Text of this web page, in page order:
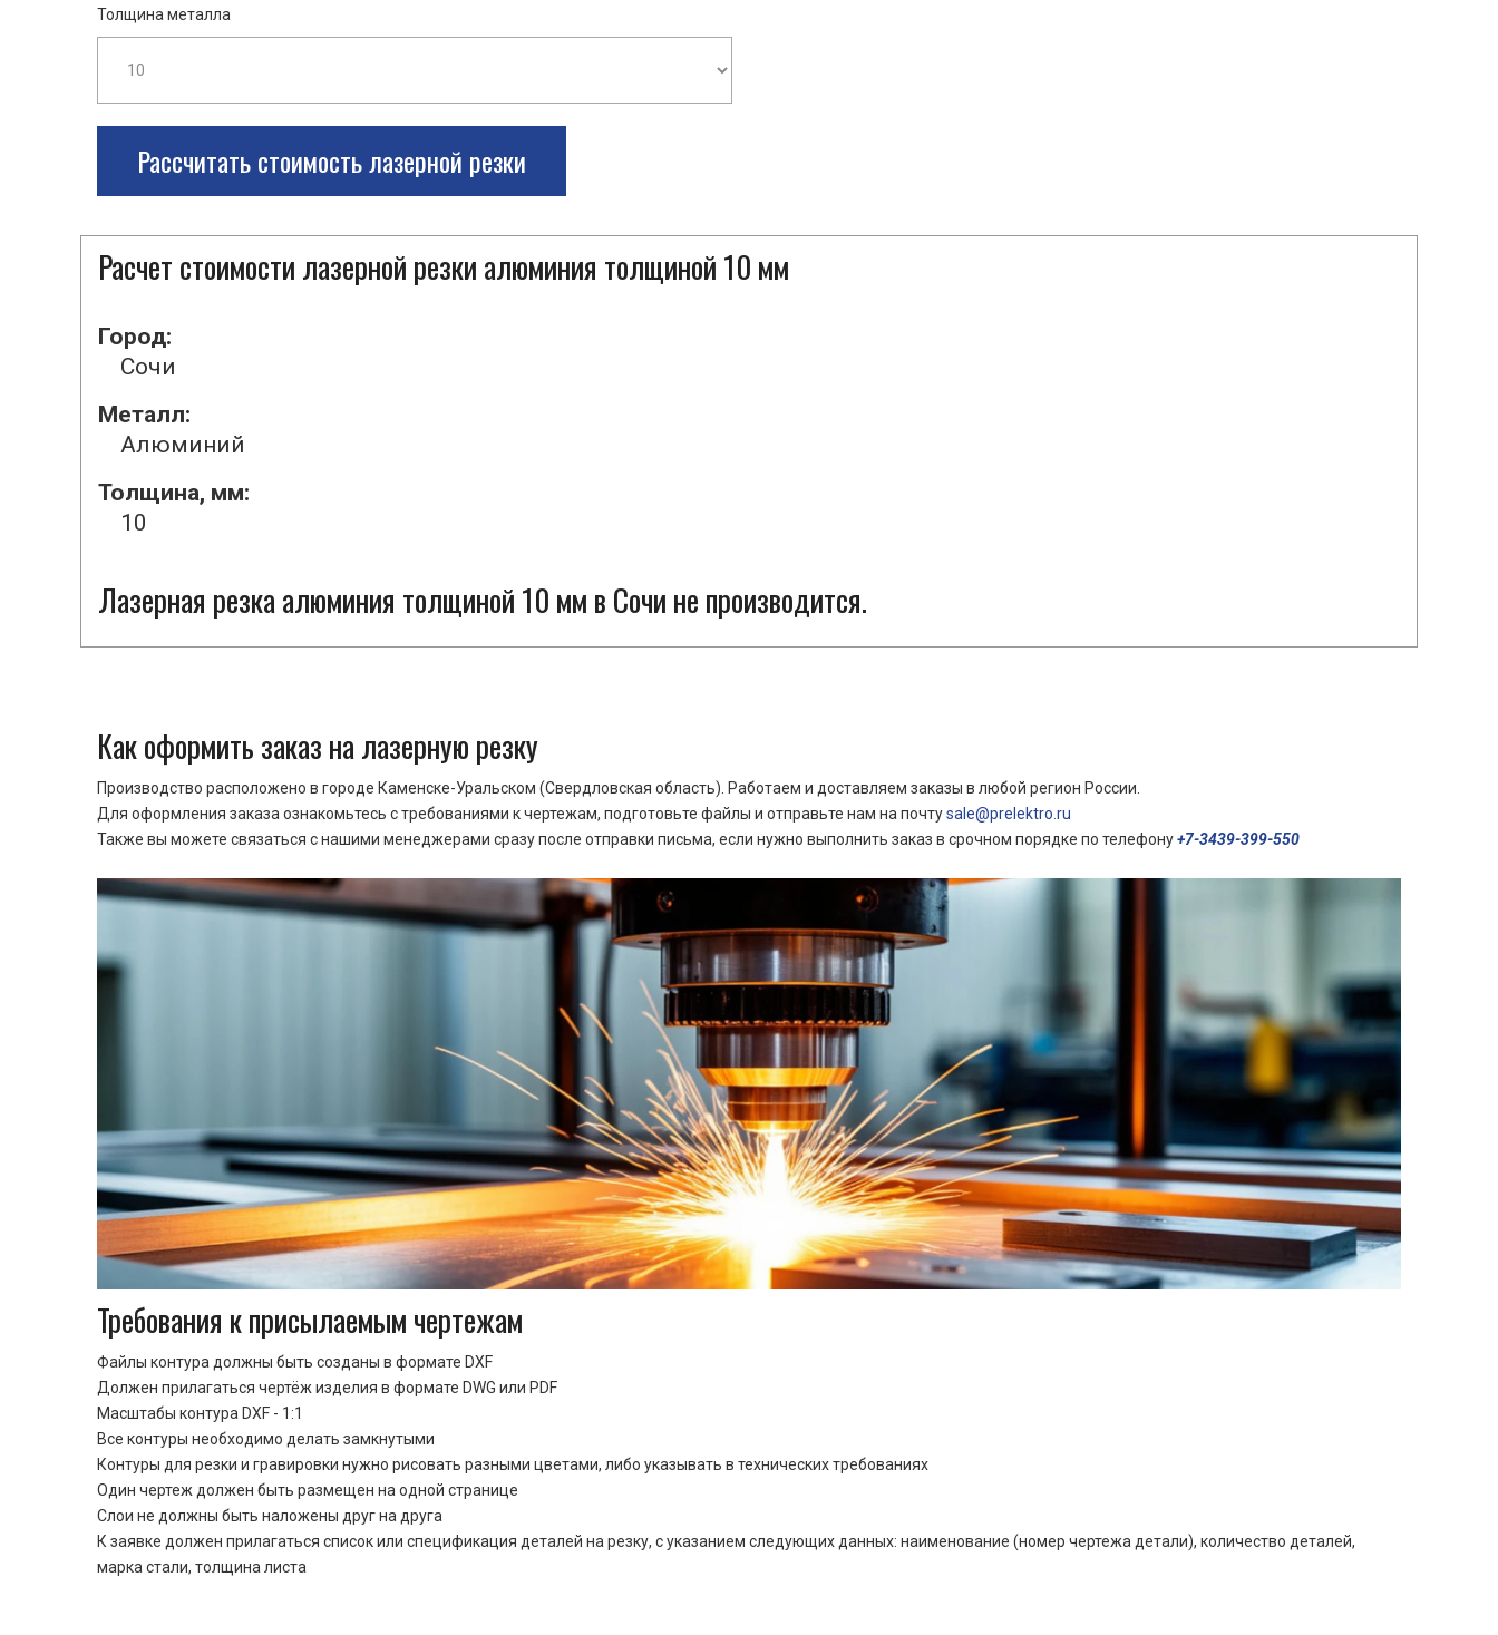
Толщина металла
Рассчитать стоимость лазерной резки
Расчет стоимости лазерной резки алюминия толщиной 10 мм
Город:
Сочи
Металл:
Алюминий
Толщина, мм:
10
Лазерная резка алюминия толщиной 10 мм в Сочи не производится.
Как оформить заказ на лазерную резку
Производство расположено в городе Каменске-Уральском (Свердловская область). Работаем и доставляем заказы в любой регион России.
Для оформления заказа ознакомьтесь с требованиями к чертежам, подготовьте файлы и отправьте нам на почтуsale@prelektro.ru
Также вы можете связаться с нашими менеджерами сразу после отправки письма, если нужно выполнить заказ в срочном порядке по телефону+7-3439-399-550
Требования к присылаемым чертежам
Файлы контура должны быть созданы в формате DXF
Должен прилагаться чертёж изделия в формате DWG или PDF
Масштабы контура DXF - 1:1
Все контуры необходимо делать замкнутыми
Контуры для резки и гравировки нужно рисовать разными цветами, либо указывать в технических требованиях
Один чертеж должен быть размещен на одной странице
Cлои не должны быть наложены друг на друга
К заявке должен прилагаться список или спецификация деталей на резку, с указанием следующих данных: наименование (номер чертежа детали), количество деталей,
марка стали, толщина листа